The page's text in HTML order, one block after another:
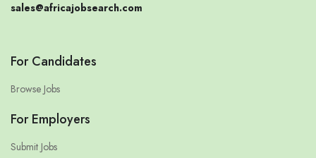
sales@africajobsearch.com
For Candidates
Browse Jobs
For Employers
Submit Jobs